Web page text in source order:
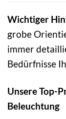
Wichtiger
grobe
immer
Bedürfnisse
Unsere Top-
Beleuchtung